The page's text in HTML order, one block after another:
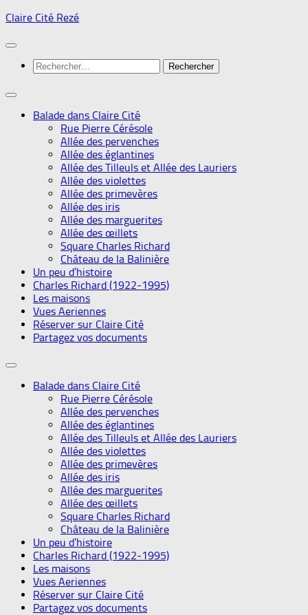
Skip
content
Claire Cité Rezé
Rechercher :
Balade dans Claire Cité
Rue Pierre Cérésole
Allée des pervenches
Allée des églantines
Allée des Tilleuls et Allée des Lauriers
Allée des violettes
Allée des primevères
Allée des iris
Allée des marguerites
Allée des œillets
Square Charles Richard
Château de la Balinière
Un peu d’histoire
Charles Richard (1922-1995)
Les maisons
Vues Aeriennes
Réserver sur Claire Cité
Partagez vos documents
Balade dans Claire Cité
Rue Pierre Cérésole
Allée des pervenches
Allée des églantines
Allée des Tilleuls et Allée des Lauriers
Allée des violettes
Allée des primevères
Allée des iris
Allée des marguerites
Allée des œillets
Square Charles Richard
Château de la Balinière
Un peu d’histoire
Charles Richard (1922-1995)
Les maisons
Vues Aeriennes
Réserver sur Claire Cité
Partagez vos documents